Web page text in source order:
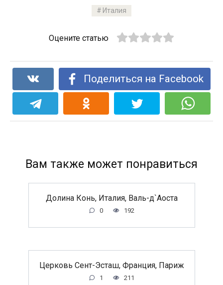
Италия
Оцените статью
Поделиться на Facebook
Вам также может понравиться
Долина Конь, Италия, Валь-д`Аоста
0 192
Церковь Сент-Эсташ, Франция, Париж
1 211